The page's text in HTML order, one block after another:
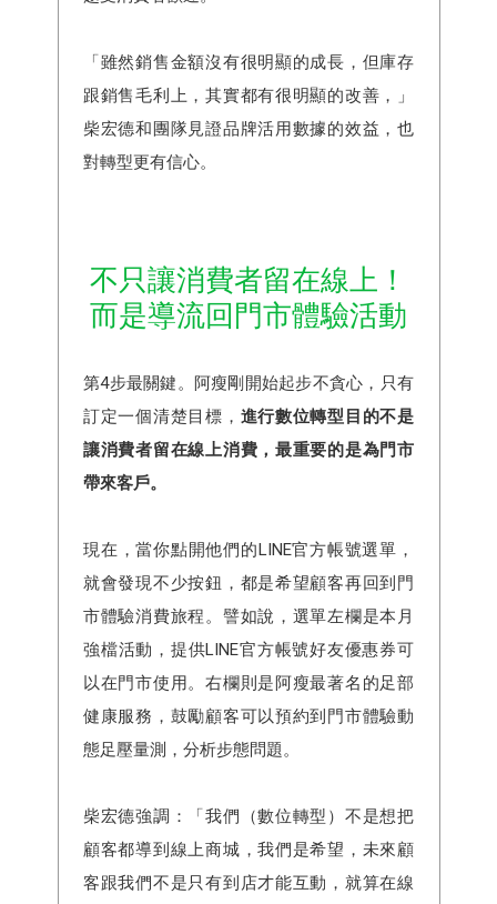
「雖然銷售金額沒有很明顯的成長，但庫存
跟銷售毛利上，其實都有很明顯的改善，」
柴宏德和團隊見證品牌活用數據的效益，也
對轉型更有信心。
不只讓消費者留在線上！
而是導流回門市體驗活動
第4步最關鍵。阿瘦剛開始起步不貪心，只有
訂定一個清楚目標， 進行數位轉型目的不是
讓消費者留在線上消費，最重要的是為門市
帶來客戶。
現在，當你點開他們的LINE官方帳號選單，
就會發現不少按鈕，都是希望顧客再回到門
市體驗消費旅程。譬如說，選單左欄是本月
強檔活動，提供LINE官方帳號好友優惠券可
以在門市使用。右欄則是阿瘦最著名的足部
健康服務，鼓勵顧客可以預約到門市體驗動
態足壓量測，分析步態問題。
柴宏德強調：「我們（數位轉型）不是想把
顧客都導到線上商城，我們是希望，未來顧
客跟我們不是只有到店才能互動，就算在線